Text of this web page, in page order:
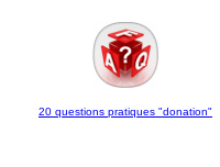
20 questions pratiques "donation"